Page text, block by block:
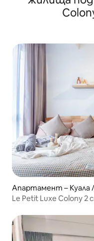
Апартамент – Куала
Le Petit Luxe Colony 2